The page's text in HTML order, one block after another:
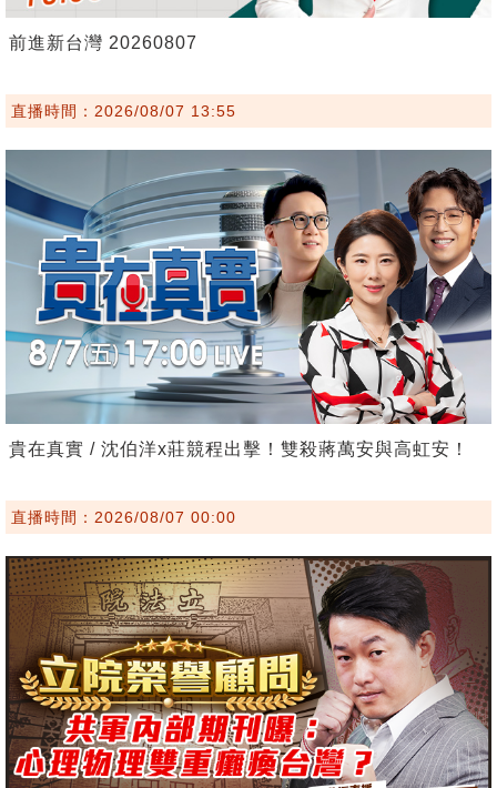
前進新台灣 20260807
直播時間：2026/08/07 13:55
貴在真實 / 沈伯洋x莊競程出擊！雙殺蔣萬安與高虹安！
直播時間：2026/08/07 00:00